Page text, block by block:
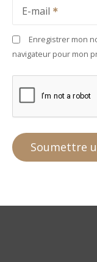
E-mail
Enregistrer mon
navigateur pour mon